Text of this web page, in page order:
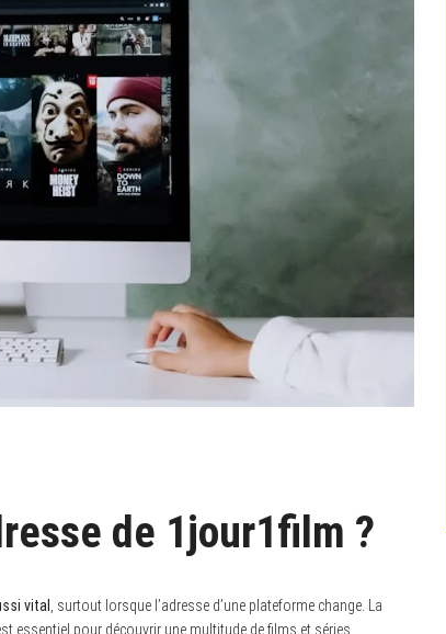
de 1jour1film ?
vital
, surtout lorsque l’adresse d’une plateforme change. La
essentiel pour découvrir une multitude de films et séries